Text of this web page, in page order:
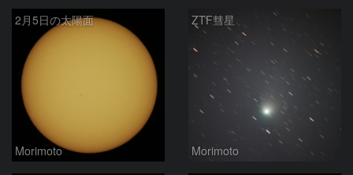
2月5日の太陽面
Morimoto
ZTF彗星
Morimoto